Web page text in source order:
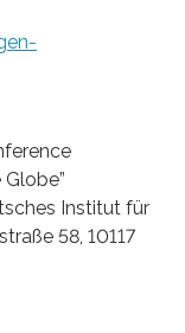
Institut für
58, 10117